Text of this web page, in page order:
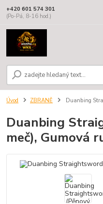
+420 601 574 301
(Po-Pá, 8-16 hod.)
Úvod ZBRANĚ Duanbing
Duanbing
meč), Gumová